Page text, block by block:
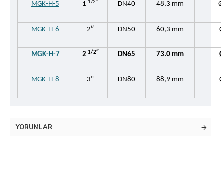
MGK-H-5 1 1/2″ DN40 48,3 mm
MGK-H-6 2″ DN50 60,3 mm
MGK-H-7 2 1/2″ DN65 73.0 mm
MGK-H-8 3" DN80 88,9 mm
YORUMLAR